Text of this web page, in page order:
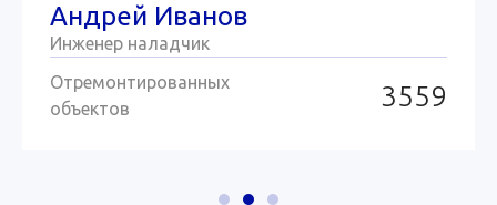
Андрей Иванов
Инженер наладчик
Отремонтированных
объектов
3559